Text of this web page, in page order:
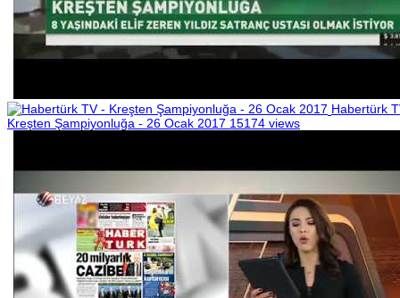
Habertürk
Kreşten Şampiyonluğa - 26 Ocak 2017 15174 views